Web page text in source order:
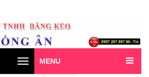
Toggle
navigation
MENU